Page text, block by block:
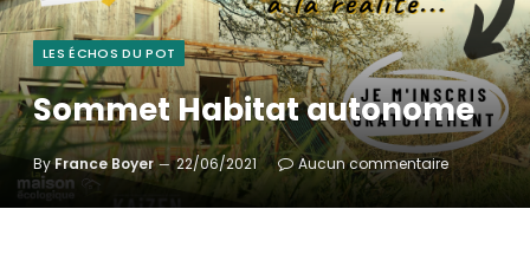
LES ÉCHOS DU POT
Sommet Habitat autonome
ByFrance Boyer 22/06/2021 Aucun commentaire